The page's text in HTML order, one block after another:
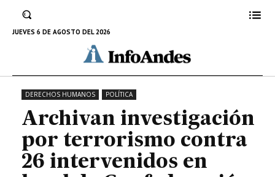
JUEVES 6 DE AGOSTO DEL 2026
Confederación Campesina
20 DE AGOSTO DE 2023
DERECHOS HUMANOS POLÍTICA
Archivan investigación
por terrorismo contra
26 intervenidos en